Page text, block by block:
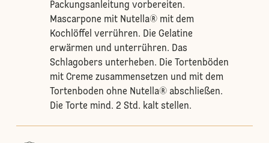
Packungsanleitung vorbereiten.
Mascarpone mit Nutella® mit dem
Kochlöffel verrühren. Die Gelatine
erwärmen und unterrühren. Das
Schlagobers unterheben. Die Tortenböden
mit Creme zusammensetzen und mit dem
Tortenboden ohne Nutella® abschließen.
Die Torte mind. 2 Std. kalt stellen.